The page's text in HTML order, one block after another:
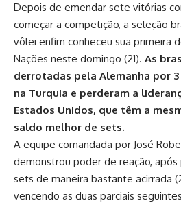
Depois de emendar sete vitórias
começar a competição, a seleção
vôlei enfim conheceu sua primeira
Nações neste domingo (21). As
derrotadas pela Alemanha por 3
na Turquia e perderam a
Estados Unidos, que têm a
saldo melhor de sets.
A equipe comandada por José
demonstrou poder de reação,
sets de maneira bastante acirrada
vencendo as duas parciais